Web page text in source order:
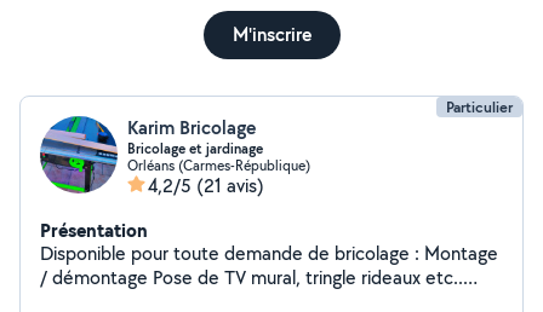
M'inscrire
Particulier
Karim Bricolage
Bricolage et jardinage
Orléans (Carmes-République)
4,2/5 (21 avis)
Présentation
Disponible pour toute demande de bricolage : Montage
/ démontage Pose de TV mural, tringle rideaux etc..